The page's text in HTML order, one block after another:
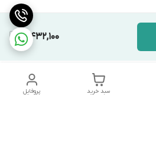
3,432,100
پروفایل سبد خرید